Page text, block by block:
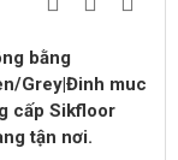
bằng
Grey|Đinh muc
cấp Sikfloor
tận nơi.